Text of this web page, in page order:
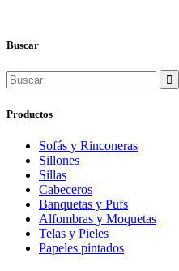
Buscar
Search
for:
Productos
Sofás y Rinconeras
Sillones
Sillas
Cabeceros
Banquetas y Pufs
Alfombras y Moquetas
Telas y Pieles
Papeles pintados